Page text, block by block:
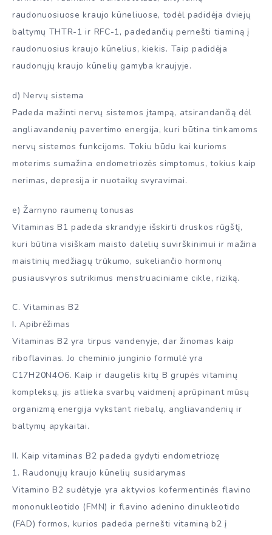
raudonuosiuose kraujo kūneliuose, todėl padidėja dviejų
baltymų THTR-1 ir RFC-1, padedančių pernešti tiaminą į
raudonuosius kraujo kūnelius, kiekis. Taip padidėja
raudonųjų kraujo kūnelių gamyba kraujyje.
d) Nervų sistema
Padeda mažinti nervų sistemos įtampą, atsirandančią dėl
angliavandenių pavertimo energija, kuri būtina tinkamoms
nervų sistemos funkcijoms. Tokiu būdu kai kurioms
moterims sumažina endometriozės simptomus, tokius kaip
nerimas, depresija ir nuotaikų svyravimai.
e) Žarnyno raumenų tonusas
Vitaminas B1 padeda skrandyje išskirti druskos rūgštį,
kuri būtina visiškam maisto dalelių suvirškinimui ir mažina
maistinių medžiagų trūkumo, sukeliančio hormonų
pusiausvyros sutrikimus menstruaciniame cikle, riziką.
C. Vitaminas B2
I. Apibrėžimas
Vitaminas B2 yra tirpus vandenyje, dar žinomas kaip
riboflavinas. Jo cheminio junginio formulė yra
C17H20N4O6. Kaip ir daugelis kitų B grupės vitaminų
kompleksų, jis atlieka svarbų vaidmenį aprūpinant mūsų
organizmą energija vykstant riebalų, angliavandenių ir
baltymų apykaitai.
II. Kaip vitaminas B2 padeda gydyti endometriozę
1. Raudonųjų kraujo kūnelių susidarymas
Vitamino B2 sudėtyje yra aktyvios kofermentinės flavino
mononukleotido (FMN) ir flavino adenino dinukleotido
(FAD) formos, kurios padeda pernešti vitaminą b2 į